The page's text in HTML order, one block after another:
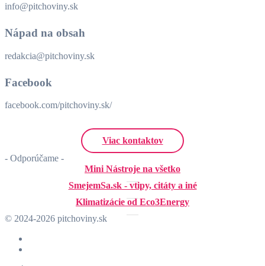
info@pitchoviny.sk
Nápad na obsah
redakcia@pitchoviny.sk
Facebook
facebook.com/pitchoviny.sk/
Viac kontaktov
- Odporúčame -
Mini Nástroje na všetko
SmejemSa.sk - vtipy, citáty a iné
Klimatizácie od Eco3Energy
© 2024-2026 pitchoviny.sk